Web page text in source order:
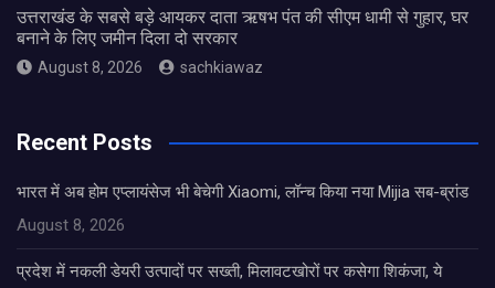
उत्तराखंड के सबसे बड़े आयकर दाता ऋषभ पंत की सीएम धामी से गुहार, घर
बनाने के लिए जमीन दिला दो सरकार
August 8, 2026 sachkiawaz
Recent Posts
भारत में अब होम एप्लायंसेज भी बेचेगी Xiaomi, लॉन्च किया नया Mijia सब-ब्रांड
August 8, 2026
प्रदेश में नकली डेयरी उत्पादों पर सख्ती, मिलावटखोरों पर कसेगा शिकंजा, ये